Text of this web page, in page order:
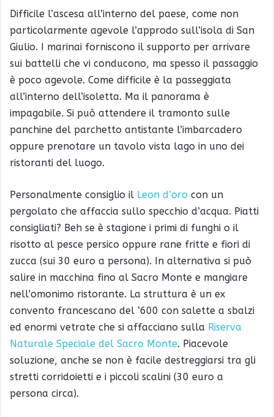
Difficile l’ascesa all’interno del paese, come non
particolarmente agevole l’approdo sull’isola di San
Giulio. I marinai forniscono il supporto per arrivare
sui battelli che vi conducono, ma spesso il passaggio
è poco agevole. Come difficile è la passeggiata
all’interno dell’isoletta. Ma il panorama è
impagabile. Si può attendere il tramonto sulle
panchine del parchetto antistante l’imbarcadero
oppure prenotare un tavolo vista lago in uno dei
ristoranti del luogo.
Personalmente consiglio il Leon d’oro con un
pergolato che affaccia sullo specchio d’acqua. Piatti
consigliati? Beh se è stagione i primi di funghi o il
risotto al pesce persico oppure rane fritte e fiori di
zucca (sui 30 euro a persona). In alternativa si può
salire in macchina fino al Sacro Monte e mangiare
nell’omonimo ristorante. La struttura è un ex
convento francescano del ‘600 con salette a sbalzi
ed enormi vetrate che si affacciano sulla Riserva
Naturale Speciale del Sacro Monte. Piacevole
soluzione, anche se non è facile destreggiarsi tra gli
stretti corridoietti e i piccoli scalini (30 euro a
persona circa).